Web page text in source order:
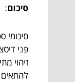
סיכום:
סיכומי
פני
זיהוי